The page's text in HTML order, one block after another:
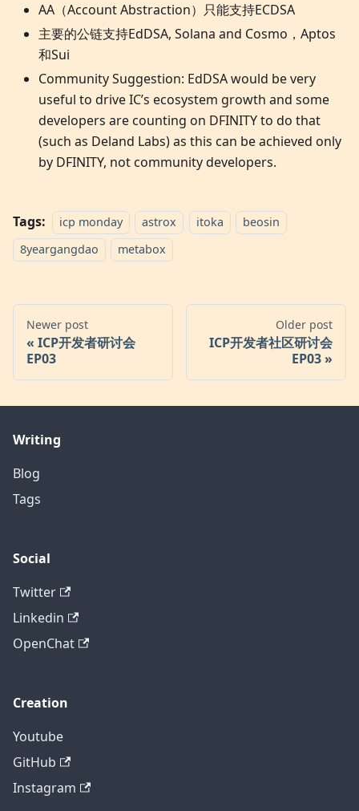
AA（Account Abstraction）只能支持ECDSA
主要的公链支持EdDSA, Solana and Cosmo，Aptos
和Sui
Community Suggestion: EdDSA would be very
useful to drive IC’s ecosystem growth and some
developers are counting on DFINITY to do that
(such as Deland Labs) as this can be achieved only
by DFINITY, not community developers.
Tags: icp monday astrox itoka
beosin
8yeargangdao
metabox
Newer post
ICP开发者研讨会
EP03
Older post
ICP开发者社区研讨会
EP03
Writing
Blog
Tags
Social
Twitter
Linkedin
OpenChat
Creation
Youtube
GitHub
Instagram